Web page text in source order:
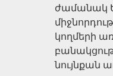
ժամանակ
կողմերի
նույնքան